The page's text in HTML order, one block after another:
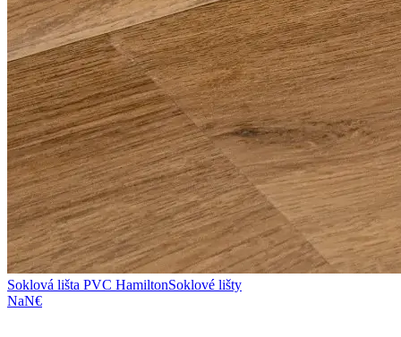
Soklová lišta PVC HamiltonSoklové lišty
NaN€